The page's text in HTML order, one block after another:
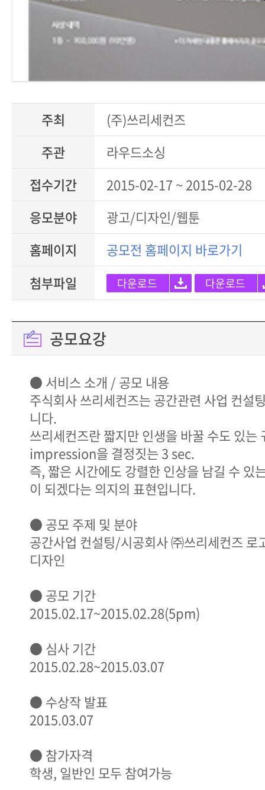
주최
(주)쓰리세컨즈
주관
라우드소싱
접수기간
2015-02-17 ~ 2015-02-28
응모분야
광고/디자인/웹툰
홈페이지
공모전 홈페이지 바로가기
첨부파일
다운로드 다운로드
공모요강
● 서비스 소개 / 공모 내용
주식회사 쓰리세컨즈는 공간관련 사업 컨설
니다.
쓰리세컨즈란 짧지만 인생을 바꿀 수도 있
impression을 결정짓는 3 sec.
즉, 짧은 시간에도 강렬한 인상을 남길 수 있
이 되겠다는 의지의 표현입니다.
● 공모 주제 및 분야
공간사업 컨설팅/시공회사 ㈜쓰리세컨즈 로
디자인
● 공모 기간
2015.02.17~2015.02.28(5pm)
● 심사 기간
2015.02.28~2015.03.07
● 수상작 발표
2015.03.07
● 참가자격
학생, 일반인 모두 참여가능